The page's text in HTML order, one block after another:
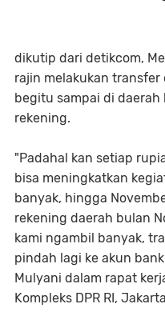
dikutip dari detikcom,
rajin melakukan transfer
begitu sampai di
rekening.
"Padahal kan setiap
bisa meningkatkan
banyak, hingga
rekening daerah bulan
kami ngambil banyak,
pindah lagi ke akun
Mulyani dalam rapat
Kompleks DPR RI,